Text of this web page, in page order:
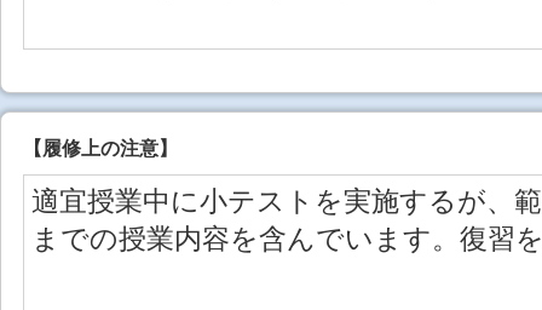
【 履修上の注意】
適宜授業中に小テストを実施するが、
までの授業内容を含んでいます。復習